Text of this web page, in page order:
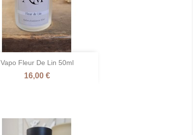
Vapo Fleur De Lin 50ml
Prix
16,00 €
 Aperçu rapide